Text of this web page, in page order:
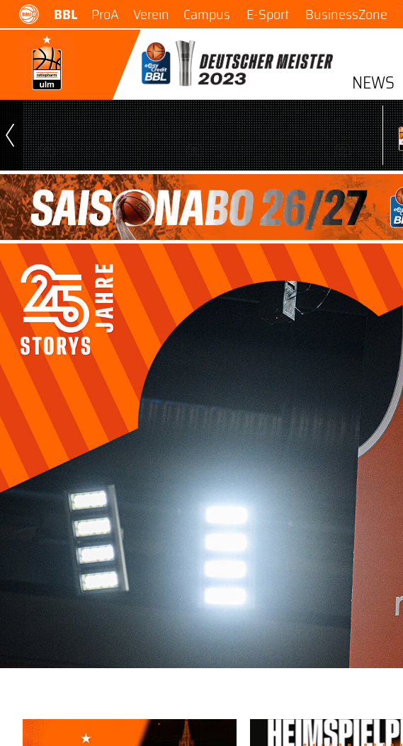
BBL ProA Verein Campus E-Sport BusinessZone
NEWS